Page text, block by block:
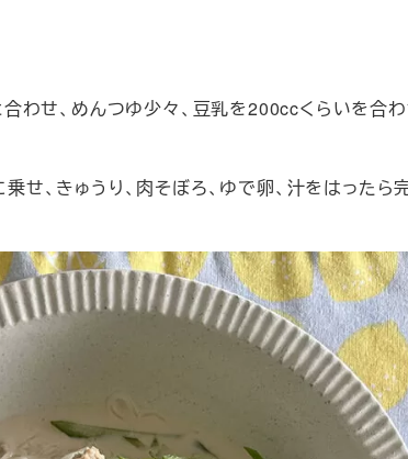
わせ、めんつゆ少々、豆乳を200ccくらいを合わ
、きゅうり、肉そぼろ、ゆで卵、汁をはったら